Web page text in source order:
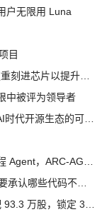
户无限用 Luna
目
中被评为领导者